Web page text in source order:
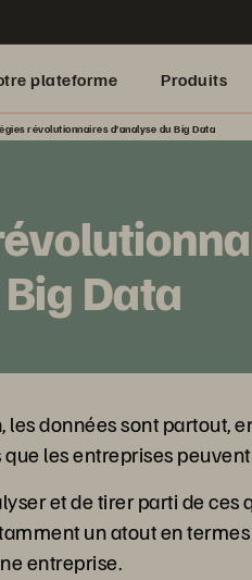
plateforme Produits
révolutionnaires d’analyse du Big Data
Data
données sont partout,
les entreprises
et de tirer parti de
un atout en
entreprise.